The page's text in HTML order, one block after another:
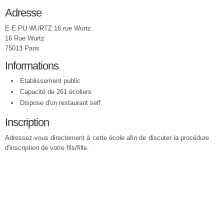
Adresse
E.E.PU WURTZ 16 rue Wurtz
16 Rue Wurtz
75013 Paris
Informations
Établissement public
Capacité de 261 écoliers
Dispose d'un restaurant self
Inscription
Adressez-vous directement à cette école afin de discuter la procédure
d'inscription de votre fils/fille.